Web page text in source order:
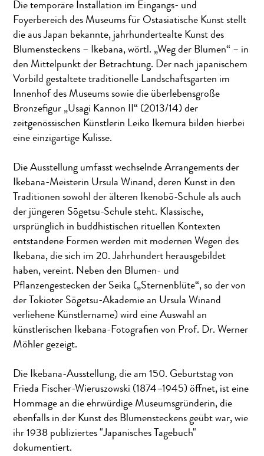
Die temporäre Installation im Eingangs- und
Foyerbereich des Museums für Ostasiatische Kunst stellt
die aus Japan bekannte, jahrhundertealte Kunst des
Blumensteckens – Ikebana, wörtl. „Weg der Blumen“ – in
den Mittelpunkt der Betrachtung. Der nach japanischem
Vorbild gestaltete traditionelle Landschaftsgarten im
Innenhof des Museums sowie die überlebensgroße
Bronzefigur „Usagi Kannon II“ (2013/14) der
zeitgenössischen Künstlerin Leiko Ikemura bilden hierbei
eine einzigartige Kulisse.
Die Ausstellung umfasst wechselnde Arrangements der
Ikebana-Meisterin Ursula Winand, deren Kunst in den
Traditionen sowohl der älteren Ikenobō-Schule als auch
der jüngeren Sōgetsu-Schule steht. Klassische,
ursprünglich in buddhistischen rituellen Kontexten
entstandene Formen werden mit modernen Wegen des
Ikebana, die sich im 20. Jahrhundert herausgebildet
haben, vereint. Neben den Blumen- und
Pflanzengestecken der Seika („Sternenblüte“, so der von
der Tokioter Sōgetsu-Akademie an Ursula Winand
verliehene Künstlername) wird eine Auswahl an
künstlerischen Ikebana-Fotografien von Prof. Dr. Werner
Möhler gezeigt.
Die Ikebana-Ausstellung, die am 150. Geburtstag von
Frieda Fischer-Wieruszowski (1874–1945) öffnet, ist eine
Hommage an die ehrwürdige Museumsgründerin, die
ebenfalls in der Kunst des Blumensteckens geübt war, wie
ihr 1938 publiziertes "Japanisches Tagebuch"
dokumentiert.